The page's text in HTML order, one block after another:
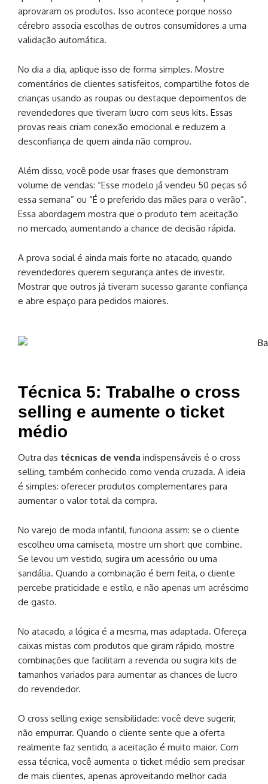
aprovaram os produtos. Isso acontece porque nosso
cérebro associa escolhas de outros consumidores a uma
validação automática.
No dia a dia, aplique isso de forma simples. Mostre
comentários de clientes satisfeitos, compartilhe fotos de
crianças usando as roupas ou destaque depoimentos de
revendedores que tiveram lucro com seus kits. Essas
provas reais criam conexão emocional e reduzem a
desconfiança de quem ainda não comprou.
Além disso, você pode usar frases que demonstram
volume de vendas: “Esse modelo já vendeu 50 peças só
essa semana” ou “É o preferido das mães para o verão”.
Essa abordagem mostra que o produto tem aceitação
no mercado, aumentando a chance de decisão rápida.
A prova social é ainda mais forte no atacado, quando
revendedores querem segurança antes de investir.
Mostrar que outros já tiveram sucesso garante confiança
e abre espaço para pedidos maiores.
Técnica 5: Trabalhe o cross
selling e aumente o ticket
médio
Outra das técnicas de venda indispensáveis é o cross
selling, também conhecido como venda cruzada. A ideia
é simples: oferecer produtos complementares para
aumentar o valor total da compra.
No varejo de moda infantil, funciona assim: se o cliente
escolheu uma camiseta, mostre um short que combine.
Se levou um vestido, sugira um acessório ou uma
sandália. Quando a combinação é bem feita, o cliente
percebe praticidade e estilo, e não apenas um acréscimo
de gasto.
No atacado, a lógica é a mesma, mas adaptada. Ofereça
caixas mistas com produtos que giram rápido, mostre
combinações que facilitam a revenda ou sugira kits de
tamanhos variados para aumentar as chances de lucro
do revendedor.
O cross selling exige sensibilidade: você deve sugerir,
não empurrar. Quando o cliente sente que a oferta
realmente faz sentido, a aceitação é muito maior. Com
essa técnica, você aumenta o ticket médio sem precisar
de mais clientes, apenas aproveitando melhor cada